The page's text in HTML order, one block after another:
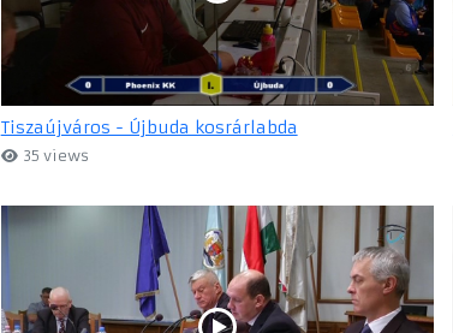
Tiszaújváros - Újbuda kosrárlabda
35 views